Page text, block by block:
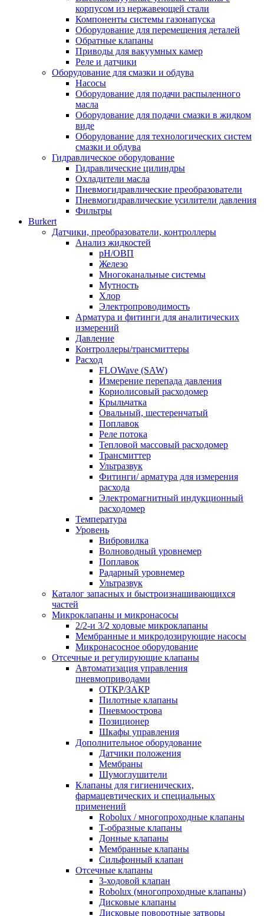
корпусом из нержавеющей стали
Компоненты системы газонапуска
Оборудование для перемещения деталей
Обратные клапаны
Приводы для вакуумных камер
Реле и датчики
Оборудование для смазки и обдува
Насосы
Оборудование для подачи распыленного
масла
Оборудование для подачи смазки в жидком
виде
Оборудование для технологических систем
смазки и обдува
Гидравлическое оборудование
Гидравлические цилиндры
Охладители масла
Пневмогидравлические преобразователи
Пневмогидравлические усилители давления
Фильтры
Burkert
Датчики, преобразователи, контроллеры
Анализ жидкостей
pH/ОВП
Железо
Многоканальные системы
Мутность
Хлор
Электропроводимость
Арматура и фитинги для аналитических
измерений
Давление
Контроллеры/трансмиттеры
Расход
FLOWave (SAW)
Измерение перепада давления
Кориолисовый расходомер
Крыльчатка
Овальный, шестеренчатый
Поплавок
Реле потока
Тепловой массовый расходомер
Трансмиттер
Ультразвук
Фитинги/ арматура для измерения
расхода
Электромагнитный индукционный
расходомер
Температура
Уровень
Вибровилка
Волноводный уровнемер
Поплавок
Радарный уровнемер
Ультразвук
Каталог запасных и быстроизнашивающихся
частей
Микроклапаны и микронасосы
2/2-и 3/2 ходовые микроклапаны
Мембранные и микродозирующие насосы
Микронасосное оборудование
Отсечные и регулирующие клапаны
Автоматизация управления
пневмоприводами
ОТКР/ЗАКР
Пилотные клапаны
Пневмоострова
Позиционер
Шкафы управления
Дополнительное оборудование
Датчики положения
Мембраны
Шумоглушители
Клапаны для гигиенических,
фармацевтических и специальных
применений
Robolux / многопроходные клапаны
T-образные клапаны
Донные клапаны
Мембранные клапаны
Сильфонный клапан
Отсечные клапаны
3-ходовой клапан
Robolux (многопроходные клапаны)
Дисковые клапаны
Дисковые поворотные затворы